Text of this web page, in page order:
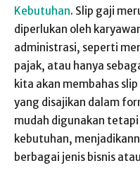
Kebutuhan. Slip gaji
diperlukan oleh
administrasi, seperti
pajak, atau hanya
kita akan membahas
yang disajikan dalam
mudah digunakan
kebutuhan,
berbagai jenis bisnis